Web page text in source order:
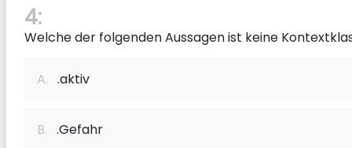
4:
Welche der folgenden Aussagen ist keine
A. .aktiv
B. .Gefahr